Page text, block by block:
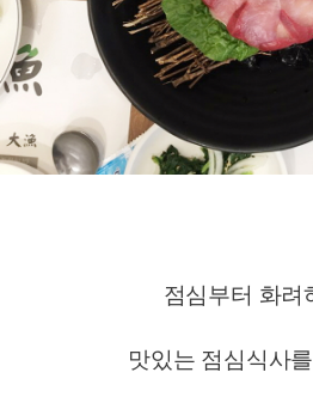
점심부터 화려
맛있는 점심식사